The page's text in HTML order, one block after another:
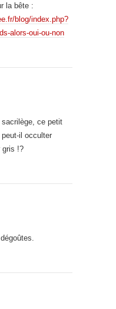
la bête :
blog/index.php?
alors-oui-ou-non
ce petit
il occulter
gris !?